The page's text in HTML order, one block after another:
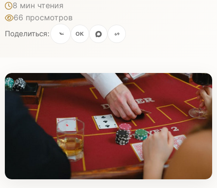
8 мин чтения
66 просмотров
Поделиться: OK